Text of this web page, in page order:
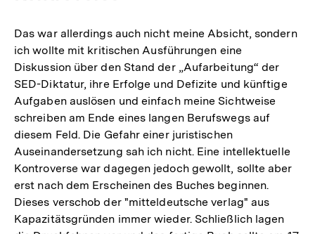
Das war allerdings auch nicht meine Absicht, sondern
ich wollte mit kritischen Ausführungen eine
Diskussion über den Stand der „Aufarbeitung“ der
SED-Diktatur, ihre Erfolge und Defizite und künftige
Aufgaben auslösen und einfach meine Sichtweise
schreiben am Ende eines langen Berufswegs auf
diesem Feld. Die Gefahr einer juristischen
Auseinandersetzung sah ich nicht. Eine intellektuelle
Kontroverse war dagegen jedoch gewollt, sollte aber
erst nach dem Erscheinen des Buches beginnen.
Dieses verschob der "mitteldeutsche verlag" aus
Kapazitätsgründen immer wieder. Schließlich lagen